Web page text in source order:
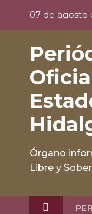
07 de agosto
Órgano
Libre y